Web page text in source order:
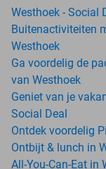
Westhoek - Social
Buitenactiviteiten
Westhoek
Ga voordelig de
van Westhoek
Geniet van je
Social Deal
Ontdek voordelig
Ontbijt & lunch in
All-You-Can-Eat in